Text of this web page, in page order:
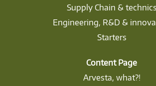
Supply Chain & technics
Engineering, R&D &
Starters
Content Page
Arvesta, what?!